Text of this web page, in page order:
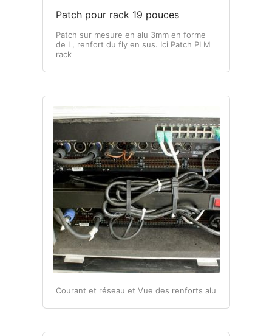
Patch pour rack 19 pouces
Patch sur mesure en alu 3mm en forme
de L, renfort du fly en sus. Ici Patch PLM
rack
Courant et réseau et Vue des renforts alu